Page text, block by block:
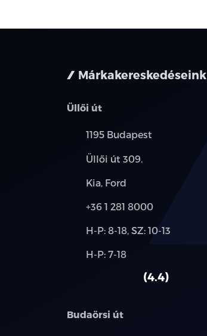
Márkakereskedéseink
Üllői út
Település:
1195 Budapest
Cím:
Üllői út 309.
Márkák:
Kia, Ford
Telefon:
+36 1 281 8000
Új-
használt
H-P: 8-18, SZ: 10-13
Alkatrész,
H-P: 7-18
4.4
Budaörsi út